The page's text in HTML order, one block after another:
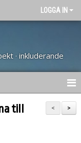
LOGGA IN
· inkluderande
>
<
till